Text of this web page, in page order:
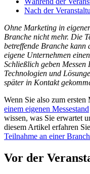
Nach der
Ohne Marketing in
Branche nicht mehr. Die
betreffende Branche kann
eigene Unternehmen
Schließlich geben Messen
Technologien und
später in Kontakt
Wenn Sie also zum
einem eigenen Messestand
wissen, was Sie erwartet
diesem Artikel erfahren
Teilnahme an einer
Vor der